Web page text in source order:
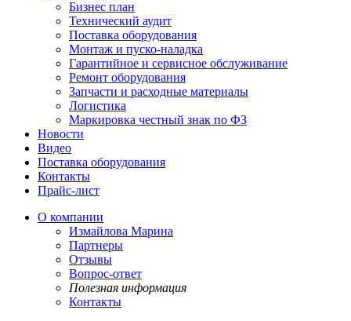
Бизнес план
Технический аудит
Поставка оборудования
Монтаж и пуско-наладка
Гарантийное и сервисное обслуживание
Ремонт оборудования
Запчасти и расходные материалы
Логистика
Маркировка честный знак по ФЗ
Новости
Видео
Поставка оборудования
Контакты
Прайс-лист
О компании
Измайлова Марина
Партнеры
Отзывы
Вопрос-ответ
Полезная информация
Контакты